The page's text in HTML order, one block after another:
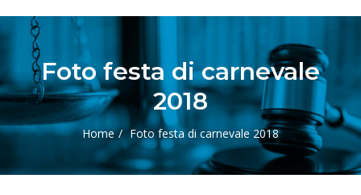
Foto festa di carnevale
2018
Home Foto festa di carnevale 2018